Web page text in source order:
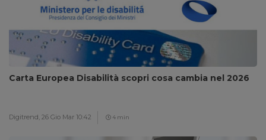
Carta Europea Disabilità scopri cosa cambia nel 2026
Digitrend, 26 Gio Mar 10:42 4 min